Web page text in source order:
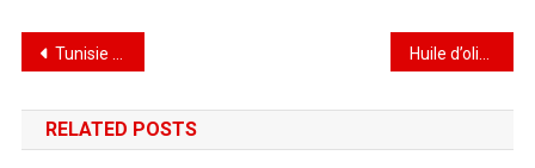
Tunisie Telecom lance l’application de paiement mobile Kashy
RELATED POSTS